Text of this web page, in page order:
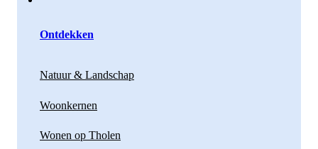
Ontdekken
Natuur & Landschap
Woonkernen
Wonen op Tholen